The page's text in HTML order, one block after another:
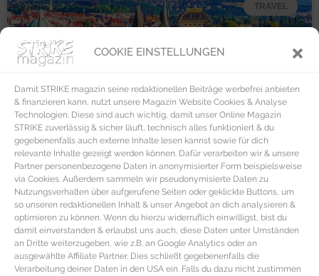
COOKIE EINSTELLUNGEN
Damit STRIKE magazin seine redaktionellen Beiträge werbefrei anbieten
& finanzieren kann, nutzt unsere Magazin Website Cookies & Analyse
Technologien. Diese sind auch wichtig, damit unser Online Magazin
STRIKE zuverlässig & sicher läuft, technisch alles funktioniert & du
gegebenenfalls auch externe Inhalte lesen kannst sowie für dich
relevante Inhalte gezeigt werden können. Dafür verarbeiten wir & unsere
Partner personenbezogene Daten in anonymisierter Form beispielsweise
via Cookies. Außerdem sammeln wir pseudonymisierte Daten zu
Nutzungsverhalten über aufgerufene Seiten oder geklickte Buttons, um
so unseren redaktionellen Inhalt & unser Angebot an dich analysieren &
optimieren zu können. Wenn du hierzu widerruflich einwilligst, bist du
damit einverstanden & erlaubst uns auch, diese Daten unter Umständen
an Dritte weiterzugeben, wie z.B. an Google Analytics oder an
ausgewählte Affiliate Partner. Dies schließt gegebenenfalls die
Verarbeitung deiner Daten in den USA ein. Falls du dazu nicht zustimmen
TRAVEL